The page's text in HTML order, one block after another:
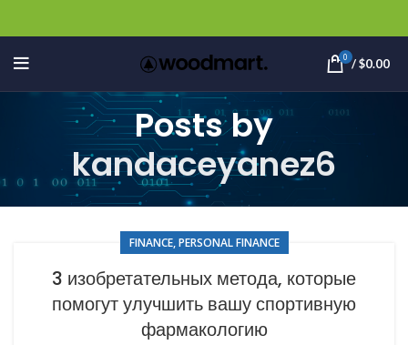
0 /$0.00
Posts by
kandaceyanez6
FINANCE, PERSONAL FINANCE
3 изобретательных метода, которые
помогут улучшить вашу спортивную
фармакологию